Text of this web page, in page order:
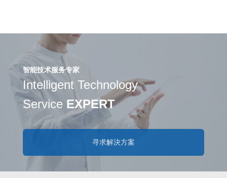
智能技术服务专家
Intelligent Technology
Service EXPERT
寻求解決方案